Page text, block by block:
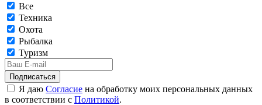
Все
Техника
Охота
Рыбалка
Туризм
Подписаться
Я даю Согласие на обработку моих персональных данных
в соответствии с Политикой.